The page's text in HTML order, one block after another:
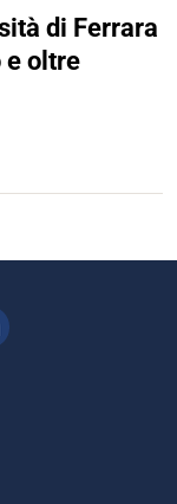
di Ferrara
e oltre
Linkedin